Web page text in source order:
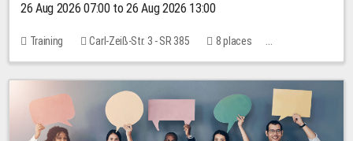
26 Aug 2026 07:00 to 26 Aug 2026 13:00
Training Carl-Zeiß-Str. 3 - SR 385
8 places
20.00 EUR